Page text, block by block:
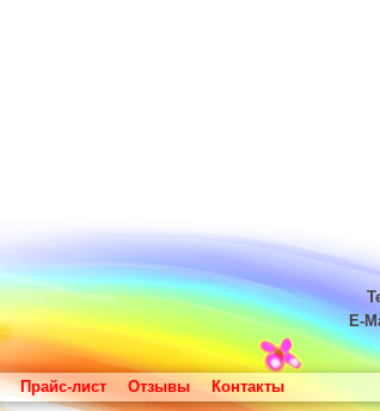
Прайс-лист Отзывы Контакты
E-